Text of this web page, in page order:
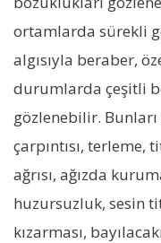
ortamlarda sürekli
algısıyla beraber,
durumlarda çeşitli
gözlenebilir.
çarpıntısı, terleme,
ağrısı, ağızda
huzursuzluk, sesin
kızarması,